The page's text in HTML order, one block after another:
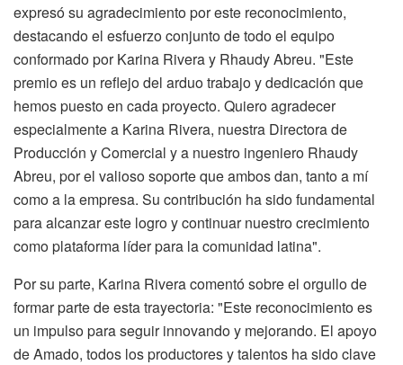
expresó su agradecimiento por este reconocimiento,
destacando el esfuerzo conjunto de todo el equipo
conformado por Karina Rivera y Rhaudy Abreu. "Este
premio es un reflejo del arduo trabajo y dedicación que
hemos puesto en cada proyecto. Quiero agradecer
especialmente a Karina Rivera, nuestra Directora de
Producción y Comercial y a nuestro ingeniero Rhaudy
Abreu, por el valioso soporte que ambos dan, tanto a mí
como a la empresa. Su contribución ha sido fundamental
para alcanzar este logro y continuar nuestro crecimiento
como plataforma líder para la comunidad latina".
Por su parte, Karina Rivera comentó sobre el orgullo de
formar parte de esta trayectoria: "Este reconocimiento es
un impulso para seguir innovando y mejorando. El apoyo
de Amado, todos los productores y talentos ha sido clave